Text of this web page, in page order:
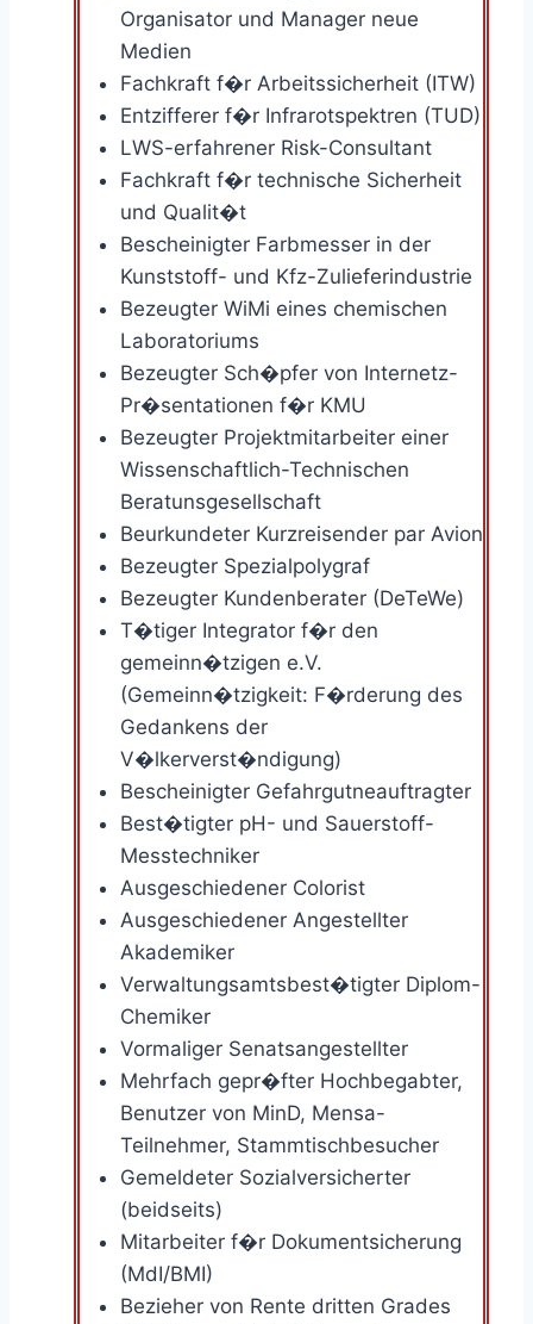
Organisator und Manager neue
Medien
Fachkraft f�r Arbeitssicherheit (ITW)
Entzifferer f�r Infrarotspektren (TUD)
LWS-erfahrener Risk-Consultant
Fachkraft f�r technische Sicherheit
und Qualit�t
Bescheinigter Farbmesser in der
Kunststoff- und Kfz-Zulieferindustrie
Bezeugter WiMi eines chemischen
Laboratoriums
Bezeugter Sch�pfer von Internetz-
Pr�sentationen f�r KMU
Bezeugter Projektmitarbeiter einer
Wissenschaftlich-Technischen
Beratunsgesellschaft
Beurkundeter Kurzreisender par Avion
Bezeugter Spezialpolygraf
Bezeugter Kundenberater (DeTeWe)
T�tiger Integrator f�r den
gemeinn�tzigen e.V.
(Gemeinn�tzigkeit: F�rderung des
Gedankens der
V�lkerverst�ndigung)
Bescheinigter Gefahrgutneauftragter
Best�tigter pH- und Sauerstoff-
Messtechniker
Ausgeschiedener Colorist
Ausgeschiedener Angestellter
Akademiker
Verwaltungsamtsbest�tigter Diplom-
Chemiker
Vormaliger Senatsangestellter
Mehrfach gepr�fter Hochbegabter,
Benutzer von MinD, Mensa-
Teilnehmer, Stammtischbesucher
Gemeldeter Sozialversicherter
(beidseits)
Mitarbeiter f�r Dokumentsicherung
(MdI/BMI)
Bezieher von Rente dritten Grades